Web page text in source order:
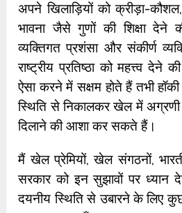
अपने खिलाड़ियों को क्रीड़ा-
भावना जैसे गुणों की शिक्षा देने
व्यक्तिगत प्रशंसा और संकीर्ण
राष्ट्रीय प्रतिष्ठा को महत्त्व देने
ऐसा करने में सक्षम होते हैं तभी
स्थिति से निकालकर खेल में अग्रणी
दिलाने की आशा कर सकते हैं।
मैं खेल प्रेमियों, खेल संगठनों,
सरकार को इन सुझावों पर ध्यान
दयनीय स्थिति से उबारने के लिए